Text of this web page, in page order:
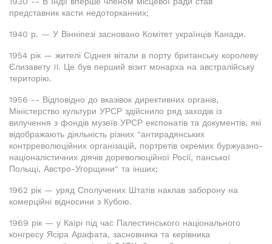
представник касти недоторканних;
1940 р. — У Вінніпезі засновано Комітет українців Канади.
1954 рік — жителі Сіднея вітали в порту британську королеву
Єлизавету II. Це був перший візит монарха на австралійську
територію.
1956 -- Відповідно до вказівок директивних органів,
Міністерство культури УРСР здійснило ряд заходів із
вилучення з фондів музеїв УРСР експонатів та документів, які
відображають діяльність різних "антирадянських
контрреволюційних організацій, портретів окремих буржуазно-
націоналістичних діячів дореволюційної Росії, панської
Польщі, Австро-Угорщини" та інших;
1962 рік — уряд Сполучених Штатів наклав заборону на
комерційні відносини з Кубою.
1969 рік — у Каїрі під час Палестинського національного
конгресу Ясіра Арафата, засновника та керівника